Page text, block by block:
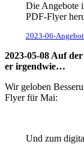
Die Angebote
PDF-Flyer
2023-06-
2023-05-08 Auf
er irgendwie…
Wir geloben
Flyer für Mai:
Und zum